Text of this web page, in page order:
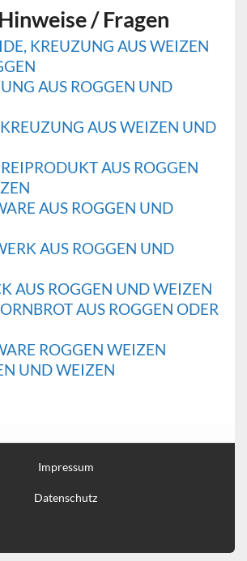
/ Fragen
KREUZUNG AUS WEIZEN
AUS ROGGEN UND
AUS WEIZEN UND
AUS ROGGEN
AUS ROGGEN UND
AUS ROGGEN UND
AUS ROGGEN UND WEIZEN
AUS ROGGEN ODER
ROGGEN WEIZEN
UND WEIZEN
Impressum
Datenschutz